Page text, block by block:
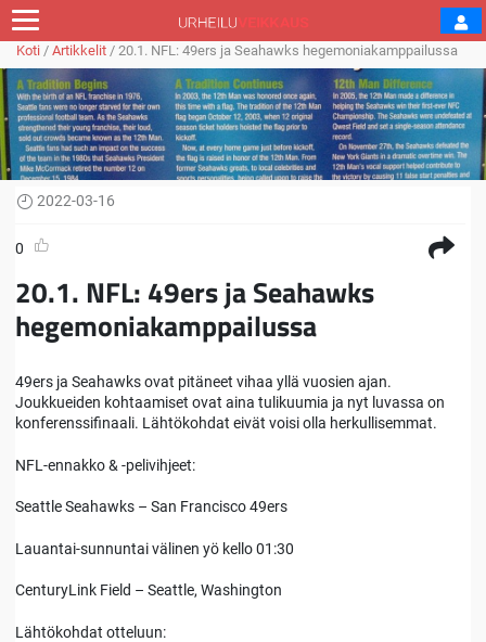
Koti / Artikkelit / 20.1. NFL: 49ers ja Seahawks hegemoniakamppailussa
2022-03-16
0
20.1. NFL: 49ers ja Seahawks
hegemoniakamppailussa
49ers ja Seahawks ovat pitäneet vihaa yllä vuosien ajan.
Joukkueiden kohtaamiset ovat aina tulikuumia ja nyt luvassa on
konferenssifinaali. Lähtökohdat eivät voisi olla herkullisemmat.
NFL-ennakko & -pelivihjeet:
Seattle Seahawks – San Francisco 49ers
Lauantai-sunnuntai välinen yö kello 01:30
CenturyLink Field – Seattle, Washington
Lähtökohdat otteluun: